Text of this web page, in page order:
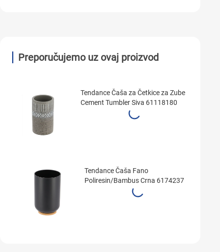
Preporučujemo uz ovaj proizvod
Tendance Čaša za Četkice za Zube
Cement Tumbler Siva 61118180
Tendance Čaša Fano
Poliresin/Bambus Crna 6174237